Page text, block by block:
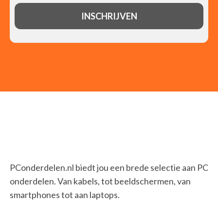
PConderdelen.nl biedt jou een brede selectie aan PC
onderdelen. Van kabels, tot beeldschermen, van
smartphones tot aan laptops.